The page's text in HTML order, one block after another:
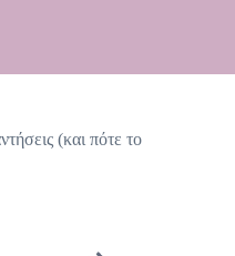
(και πότε το